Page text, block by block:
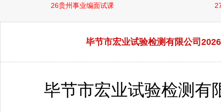
毕节市宏业试验检测有限公司
毕节市宏业试验检测有